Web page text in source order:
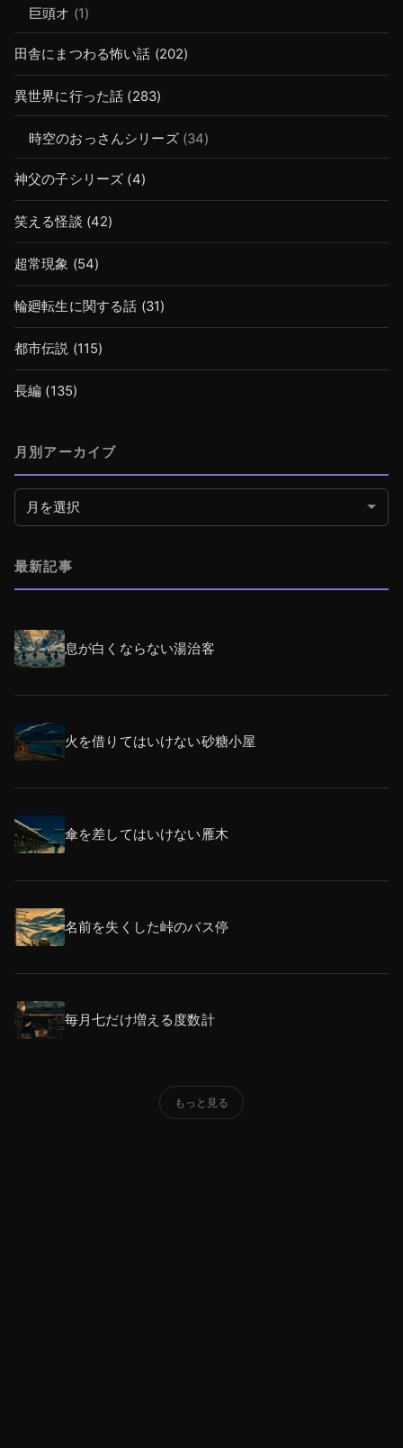
巨頭オ (1)
田舎にまつわる怖い話 (202)
異世界に行った話 (283)
時空のおっさんシリーズ(34)
神父の子シリーズ (4)
笑える怪談 (42)
超常現象 (54)
輪廻転生に関する話 (31)
都市伝説 (115)
長編 (135)
月別アーカイブ
月別アーカイブ
最新記事
息が白くならない湯治客
火を借りてはいけない砂糖小屋
傘を差してはいけない雁木
名前を失くした峠のバス停
毎月七だけ増える度数計
もっと見る